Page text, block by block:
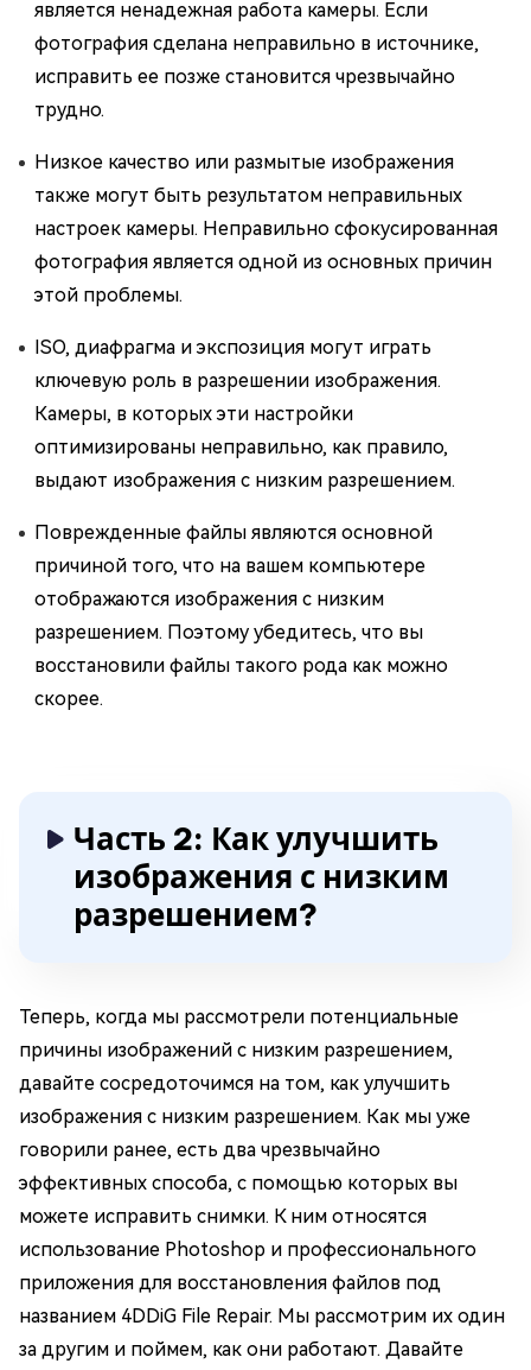
является ненадежная работа камеры. Если
фотография сделана неправильно в источнике,
исправить ее позже становится чрезвычайно
трудно.
Низкое качество или размытые изображения
также могут быть результатом неправильных
настроек камеры. Неправильно сфокусированная
фотография является одной из основных причин
этой проблемы.
ISO, диафрагма и экспозиция могут играть
ключевую роль в разрешении изображения.
Камеры, в которых эти настройки
оптимизированы неправильно, как правило,
выдают изображения с низким разрешением.
Поврежденные файлы являются основной
причиной того, что на вашем компьютере
отображаются изображения с низким
разрешением. Поэтому убедитесь, что вы
восстановили файлы такого рода как можно
скорее.
Часть 2: Как улучшить
изображения с низким
разрешением?
Теперь, когда мы рассмотрели потенциальные
причины изображений с низким разрешением,
давайте сосредоточимся на том, как улучшить
изображения с низким разрешением. Как мы уже
говорили ранее, есть два чрезвычайно
эффективных способа, с помощью которых вы
можете исправить снимки. К ним относятся
использование Photoshop и профессионального
приложения для восстановления файлов под
названием 4DDiG File Repair. Мы рассмотрим их один
за другим и поймем, как они работают. Давайте